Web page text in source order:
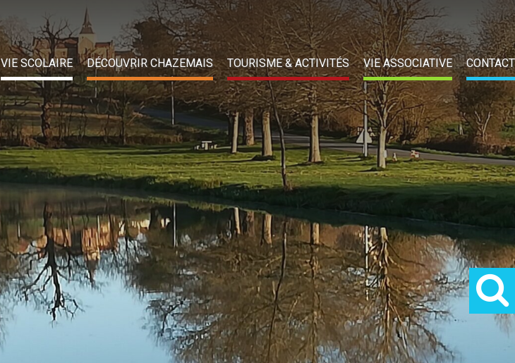
VIE SCOLAIRE DÉCOUVRIR CHAZEMAIS TOURISME & ACTIVITÉS VIE ASSOCIATIVE CONTACT